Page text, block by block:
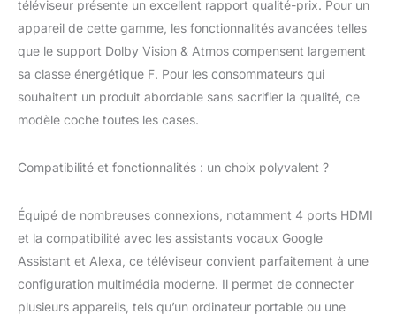
ce qui permet d'obtenir
des propriétés
optiques supérieures et
des couleurs pures. 4K
meilleure norme pour le
élevée. HDR PRO offre
une expérience
supérieure en matière
de plage dynamique
téléviseur présente un excellent rapport qualité-prix. Pour un
appareil de cette gamme, les fonctionnalités avancées telles
que le support Dolby Vision & Atmos compensent largement
sa classe énergétique F. Pour les consommateurs qui
souhaitent un produit abordable sans sacrifier la qualité, ce
modèle coche toutes les cases.
Compatibilité et fonctionnalités : un choix polyvalent ?
Équipé de nombreuses connexions, notamment 4 ports HDMI
et la compatibilité avec les assistants vocaux Google
Assistant et Alexa, ce téléviseur convient parfaitement à une
configuration multimédia moderne. Il permet de connecter
plusieurs appareils, tels qu’un ordinateur portable ou une